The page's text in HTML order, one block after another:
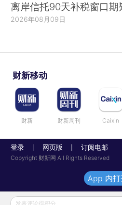
离岸信托90天补税窗口期
2026年08月09日
财新移动
财新 财新周刊 Caixin
登录 网页版 订阅电邮
Copyright 财新网 All Rights Reserved
发表评论得积分
App 内打